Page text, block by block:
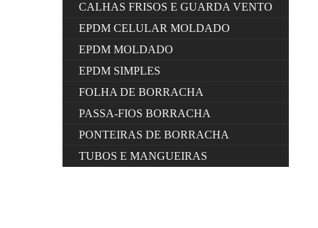
CALHAS FRISOS E GUARDA VENTO
EPDM CELULAR MOLDADO
EPDM MOLDADO
EPDM SIMPLES
FOLHA DE BORRACHA
PASSA-FIOS BORRACHA
PONTEIRAS DE BORRACHA
TUBOS E MANGUEIRAS